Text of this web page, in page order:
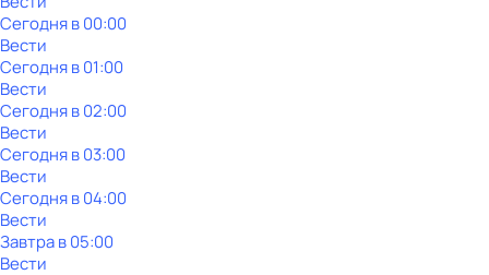
Сегодня в 00:00
Вести
Сегодня в 01:00
Вести
Сегодня в 02:00
Вести
Сегодня в 03:00
Вести
Сегодня в 04:00
Вести
Завтра в 05:00
Вести